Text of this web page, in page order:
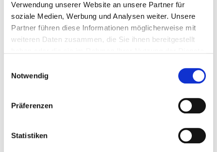
Verwendung unserer Website an unsere Partner für
soziale Medien, Werbung und Analysen weiter. Unsere
Partner führen diese Informationen möglicherweise mit
weiteren Daten zusammen, die Sie ihnen bereitgestellt
Notwendig
Präferenzen
Statistiken